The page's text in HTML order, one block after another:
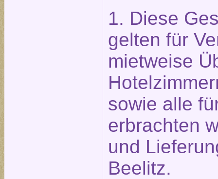
1. Diese
gelten für
mietweise
sowie alle
erbrachten
und
Beelitz.